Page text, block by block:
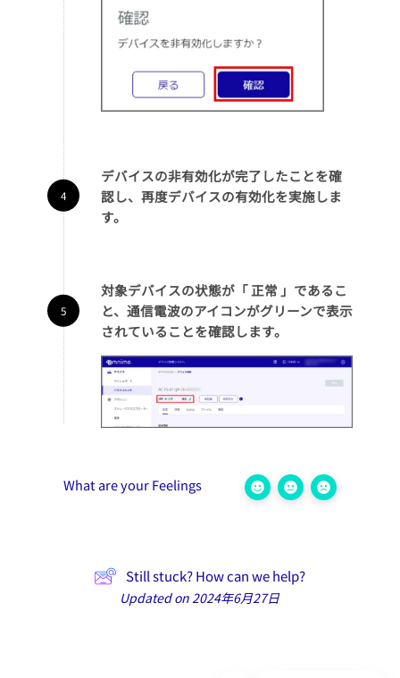
デバイスの非有効化が完了したことを確
認し、再度デバイスの有効化を実施しま
す。
対象デバイスの状態が「 正常 」であるこ
と、通信電波のアイコンがグリーンで表示
されていることを確認します。
What are your Feelings
Still stuck? How can we help?
Updated on 2024年6月27日